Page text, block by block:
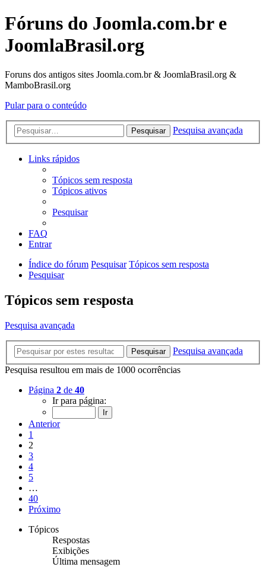
Fóruns do Joomla.com.br e
JoomlaBrasil.org
Foruns dos antigos sites Joomla.com.br & JoomlaBrasil.org &
MamboBrasil.org
Pular para o conteúdo
Pesquisar Pesquisa avançada
Links rápidos
Tópicos sem resposta
Tópicos ativos
Pesquisar
FAQ
Entrar
Índice do fórum Pesquisar Tópicos sem resposta
Pesquisar
Tópicos sem resposta
Pesquisa avançada
Pesquisar
Pesquisa avançada
Pesquisa resultou em mais de 1000 ocorrências
Página 2 de 40
Ir para página:
Anterior
1
2
3
4
5
…
40
Próximo
Tópicos
Respostas
Exibições
Última mensagem